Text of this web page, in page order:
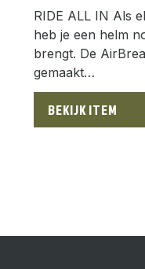
RIDE ALL IN Als
heb je een helm
brengt. De
gemaakt…
BEKIJK ITEM